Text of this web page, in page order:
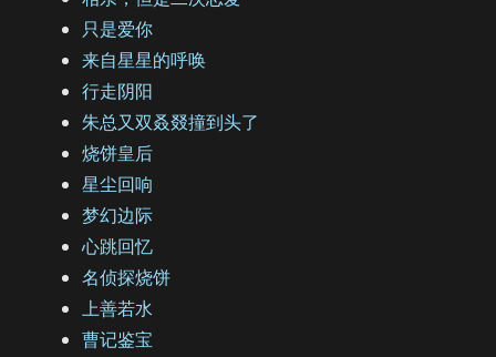
只是爱你
来自星星的呼唤
行走阴阳
朱总又双叒叕撞到头了
烧饼皇后
星尘回响
梦幻边际
心跳回忆
名侦探烧饼
上善若水
曹记鉴宝